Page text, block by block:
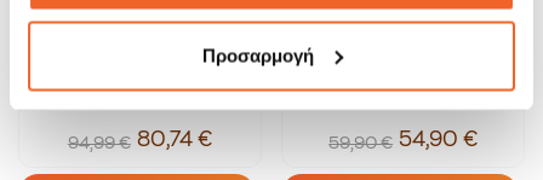
Προσαρμογή
94,99 € 80,74 € 59,90 € 54,90 €